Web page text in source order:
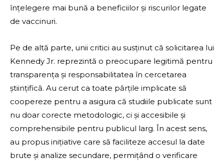
înțelegere mai bună a beneficiilor și riscurilor legate
de vaccinuri.
Pe de altă parte, unii critici au susținut că solicitarea lui
Kennedy Jr. reprezintă o preocupare legitimă pentru
transparența și responsabilitatea în cercetarea
științifică. Au cerut ca toate părțile implicate să
coopereze pentru a asigura că studiile publicate sunt
nu doar corecte metodologic, ci și accesibile și
comprehensibile pentru publicul larg. În acest sens,
au propus inițiative care să faciliteze accesul la date
brute și analize secundare, permițând o verificare